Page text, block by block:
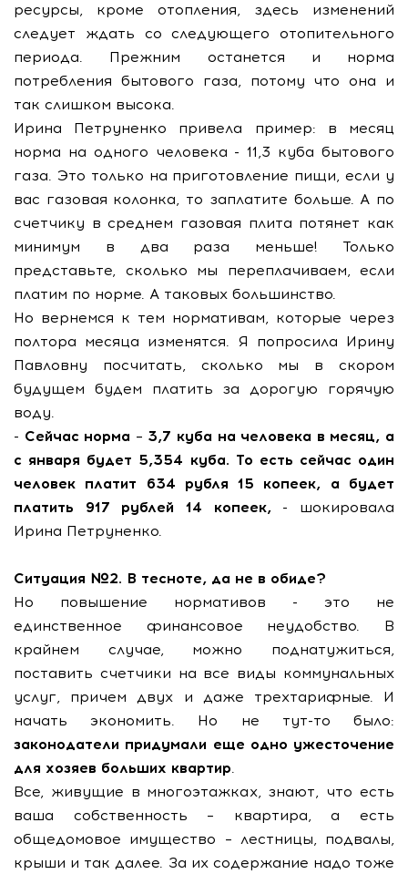
ресурсы, кроме отопления, здесь изменений
следует ждать со следующего отопительного
периода. Прежним останется и норма
потребления бытового газа, потому что она и
так слишком высока.
Ирина Петруненко привела пример: в месяц
норма на одного человека - 11,3 куба бытового
газа. Это только на приготовление пищи, если у
вас газовая колонка, то заплатите больше. А по
счетчику в среднем газовая плита потянет как
минимум в два раза меньше! Только
представьте, сколько мы переплачиваем, если
платим по норме. А таковых большинство.
Но вернемся к тем нормативам, которые через
полтора месяца изменятся. Я попросила Ирину
Павловну посчитать, сколько мы в скором
будущем будем платить за дорогую горячую
воду.
- Сейчас норма – 3,7 куба на человека в месяц, а
с января будет 5,354 куба. То есть сейчас один
человек платит 634 рубля 15 копеек, а будет
платить 917 рублей 14 копеек,- шокировала
Ирина Петруненко.
Ситуация №2. В тесноте, да не в обиде?
Но повышение нормативов - это не
единственное финансовое неудобство. В
крайнем случае, можно поднатужиться,
поставить счетчики на все виды коммунальных
услуг, причем двух и даже трехтарифные. И
начать экономить. Но не тут-то было:
законодатели придумали еще одно ужесточение
для хозяев больших квартир.
Все, живущие в многоэтажках, знают, что есть
ваша собственность – квартира, а есть
общедомовое имущество – лестницы, подвалы,
крыши и так далее. За их содержание надо тоже